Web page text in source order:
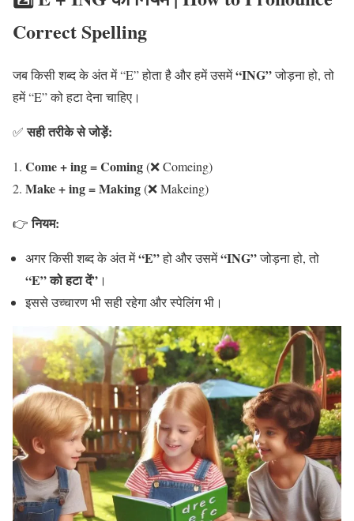
Correct Spelling
जब किसी शब्द के अंत में “E” होता है और हमें उसमें“ING”जोड़ना हो, तो
हमें “E” को हटा देना चाहिए।
✅सही तरीके से जोड़ें:
Come + ing = Coming(❌ Comeing)
Make + ing = Making(❌ Makeing)
👉नियम:
अगर किसी शब्द के अंत में“E”हो और उसमें“ING”जोड़ना हो, तो
“E” को हटा दें” ।
इससे उच्चारण भी सही रहेगा और स्पेलिंग भी।